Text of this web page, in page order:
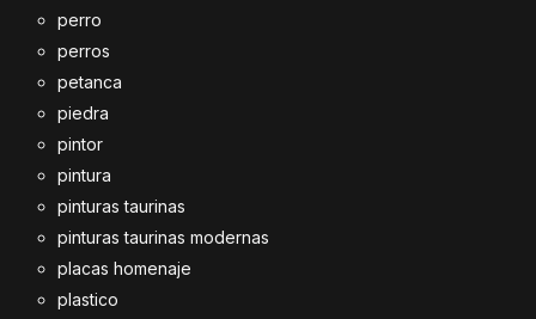
perro
perros
petanca
piedra
pintor
pintura
pinturas taurinas
pinturas taurinas modernas
placas homenaje
plastico